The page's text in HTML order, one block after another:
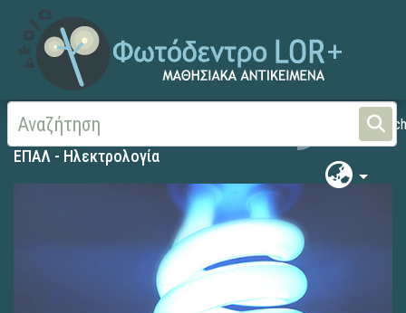
Αρχική ΕΠΑΛ - Ηλεκτρολογία Search
ΕΠΑΛ - Ηλεκτρολογία